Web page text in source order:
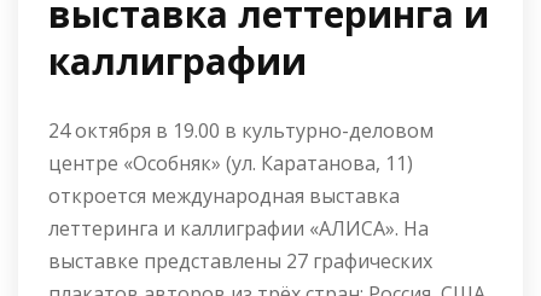
выставка леттеринга и
каллиграфии
24 октября в 19.00 в культурно-деловом
центре «Особняк» (ул. Каратанова, 11)
откроется международная выставка
леттеринга и каллиграфии «АЛИСА». На
выставке представлены 27 графических